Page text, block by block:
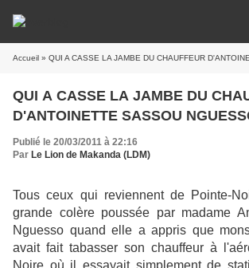
Accueil » QUI A CASSE LA JAMBE DU CHAUFFEUR
QUI A CASSE LA JAMBE DU
D'ANTOINETTE SASSOU
Publié le 20/03/2011 à 22:16
Par Le Lion de Makanda (LDM)
Tous ceux qui reviennent de Pointe-
grande colère poussée par madame
Nguesso quand elle a appris que
avait fait tabasser son chauffeur à
Noire où il essayait simplement de